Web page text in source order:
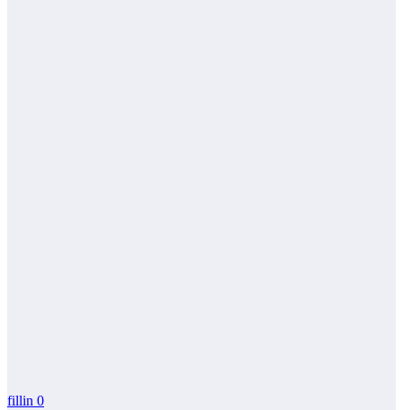
fillin 0